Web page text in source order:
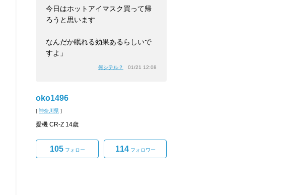
今日はホットアイマスク買って帰
ろうと思います
なんだか眠れる効果あるらしいで
すよ」
何シテル？ 01/21 12:08
oko1496
[ 神奈川県 ]
愛機 CR-Z 14歳
105フォロー 114フォロワー